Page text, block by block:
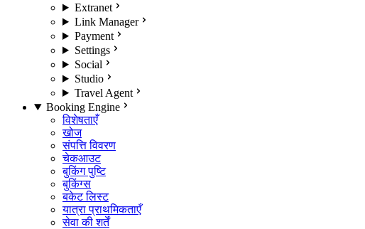
Extranet
Link Manager
Payment
Settings
Social
Studio
Travel Agent
Booking Engine
विशेषताएँ
खोज
संपत्ति विवरण
चेकआउट
बुकिंग पुष्टि
बुकिंग्स
बकेट लिस्ट
यात्रा प्राथमिकताएँ
सेवा की शर्तें